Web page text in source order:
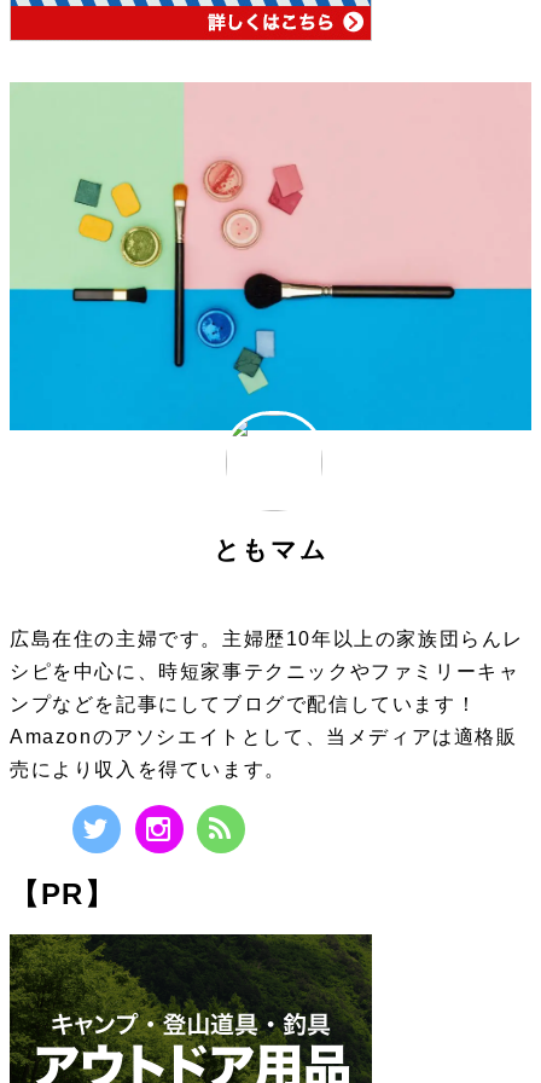
ともマム
広島在住の主婦です。主婦歴10年以上の家族団らんレ
シピを中心に、時短家事テクニックやファミリーキャ
ンプなどを記事にしてブログで配信しています！
Amazonのアソシエイトとして、当メディアは適格販
売により収入を得ています。
【PR】